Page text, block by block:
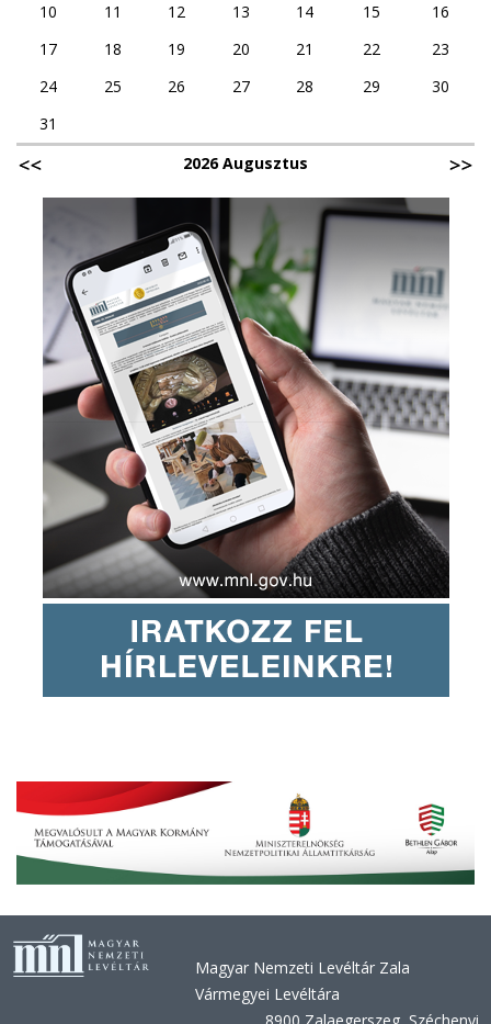
10
11 12 13 14 15
16
17
18 19 20 21 22
23
24
25 26 27 28 29
30
31
2026 Augusztus
Magyar Nemzeti Levéltár Zala
Vármegyei Levéltára